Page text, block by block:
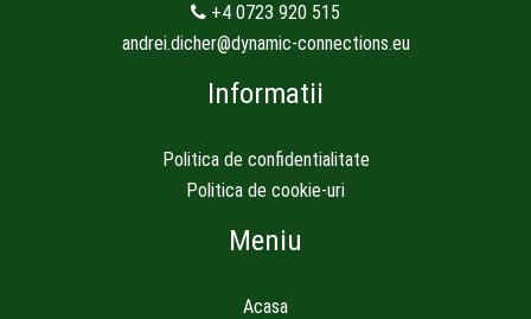
+4 0723 920 515
andrei.dicher@dynamic-connections.eu
Informatii
Politica de confidentialitate
Politica de cookie-uri
Meniu
Acasa